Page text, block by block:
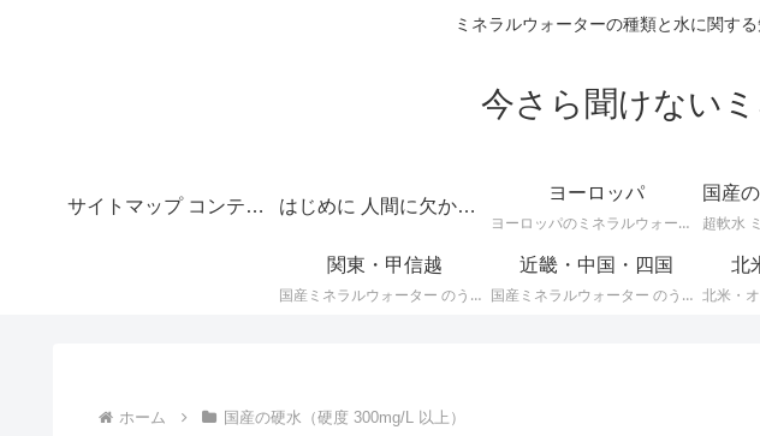
ミネラルウォーターの種類と水に関す
今さら聞けない
サイトマップ コンテンツの目次 はじめに 人間に欠かせない水のテーマは深いというご挨拶
ヨーロッパ
ヨーロッパのミネラルウォーターに関する情報です。ＥＵ加盟のヨーロッパ諸国では、ミネラルウォーターに関して次のような厳しい統一基準が定められています。
関東・甲信越
国産ミネラルウォーター のうち、 関東・甲信越地方のミネラルウォーター に関する情報です。
近畿・中国・四国
国産ミネラルウォーター のうち、 近畿・中国・四国地方のミネラルウォーター に関する情報です。
北
ホーム 国産の硬水（硬度 300mg/L 以上）